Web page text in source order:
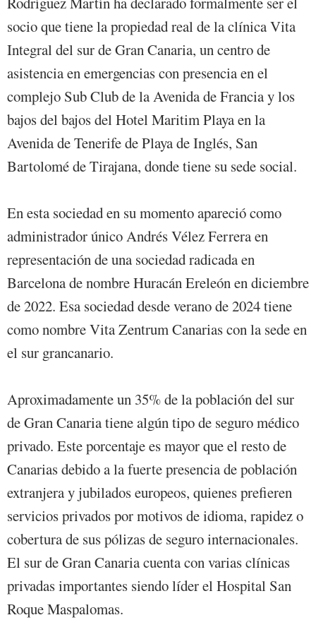
socio que tiene la propiedad real de la clínica Vita
Integral del sur de Gran Canaria, un centro de
asistencia en emergencias con presencia en el
complejo Sub Club de la Avenida de Francia y los
bajos del bajos del Hotel Maritim Playa en la
Avenida de Tenerife de Playa de Inglés, San
Bartolomé de Tirajana, donde tiene su sede social.
En esta sociedad en su momento apareció como
administrador único Andrés Vélez Ferrera en
representación de una sociedad radicada en
Barcelona de nombre Huracán Ereleón en diciembre
de 2022. Esa sociedad desde verano de 2024 tiene
como nombre Vita Zentrum Canarias con la sede en
el sur grancanario.
Aproximadamente un 35% de la población del sur
de Gran Canaria tiene algún tipo de seguro médico
privado. Este porcentaje es mayor que el resto de
Canarias debido a la fuerte presencia de población
extranjera y jubilados europeos, quienes prefieren
servicios privados por motivos de idioma, rapidez o
cobertura de sus pólizas de seguro internacionales.
El sur de Gran Canaria cuenta con varias clínicas
privadas importantes siendo líder el Hospital San
Roque Maspalomas.